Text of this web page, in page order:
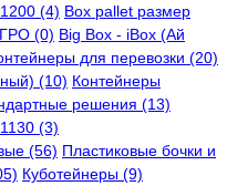
(4) Box pallet размер
(0) Big Box - iBox (Ай
для перевозки (20)
(10) Контейнеры
решения (13)
(3)
(56) Пластиковые бочки и
Куботейнеры (9)